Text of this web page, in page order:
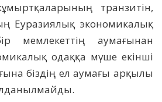
транзитін,
Еуразиялық экономикалық
мемлекеттің аумағынан
одаққа мүше екінші
біздің ел аумағы арқылы